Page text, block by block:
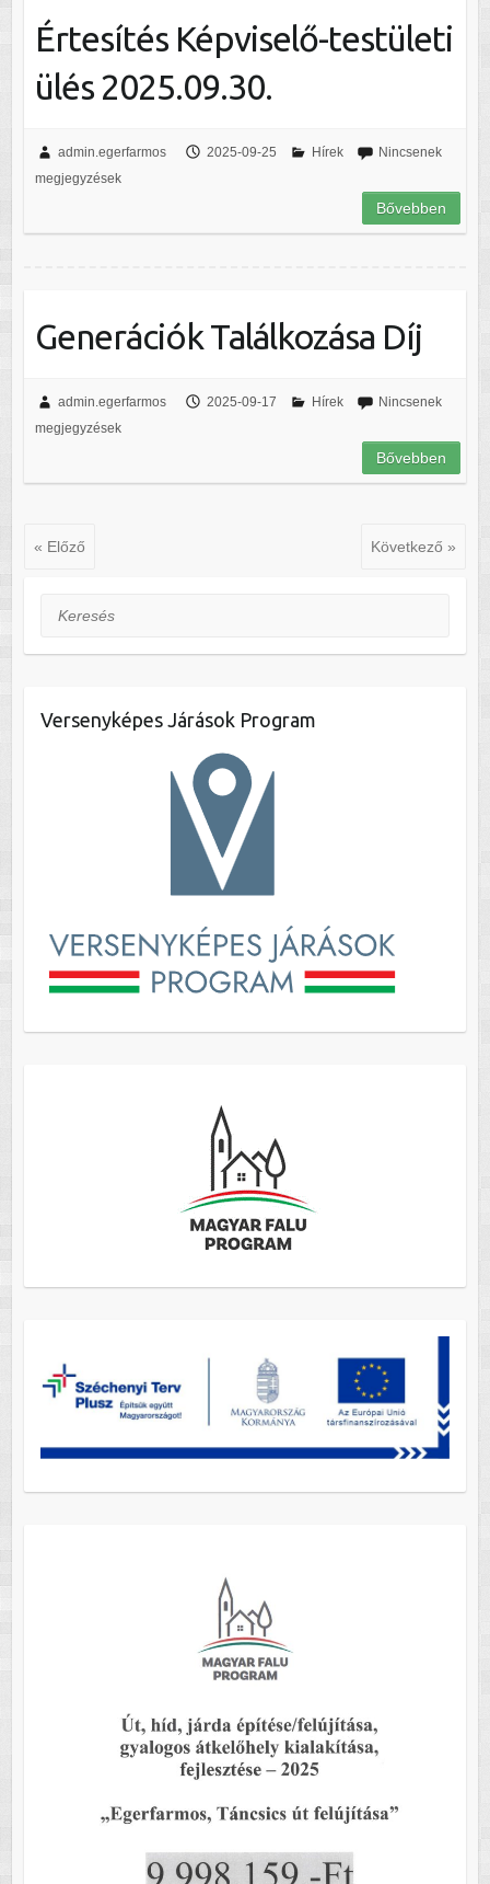
Értesítés Képviselő-testületi
ülés 2025.09.30.
admin.egerfarmos 2025-09-25 Hírek
Nincsenek
megjegyzések
Bővebben
Generációk Találkozása Díj
admin.egerfarmos 2025-09-17 Hírek
Nincsenek
megjegyzések
Bővebben
« Előző Következő »
Keresés
Versenyképes Járások Program